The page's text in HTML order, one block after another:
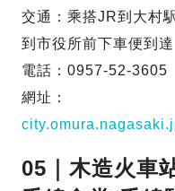
交通：乘搭JR到大村
到市役所前下車便到達
電話：0957-52-3605
網址：
05｜木造火車